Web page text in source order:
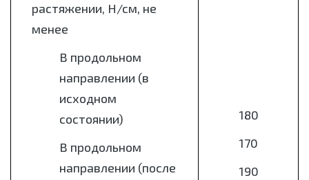
растяжении, Н/см, не
менее
В продольном
направлении (в
исходном
состоянии)
В продольном
направлении (после
180
170
190